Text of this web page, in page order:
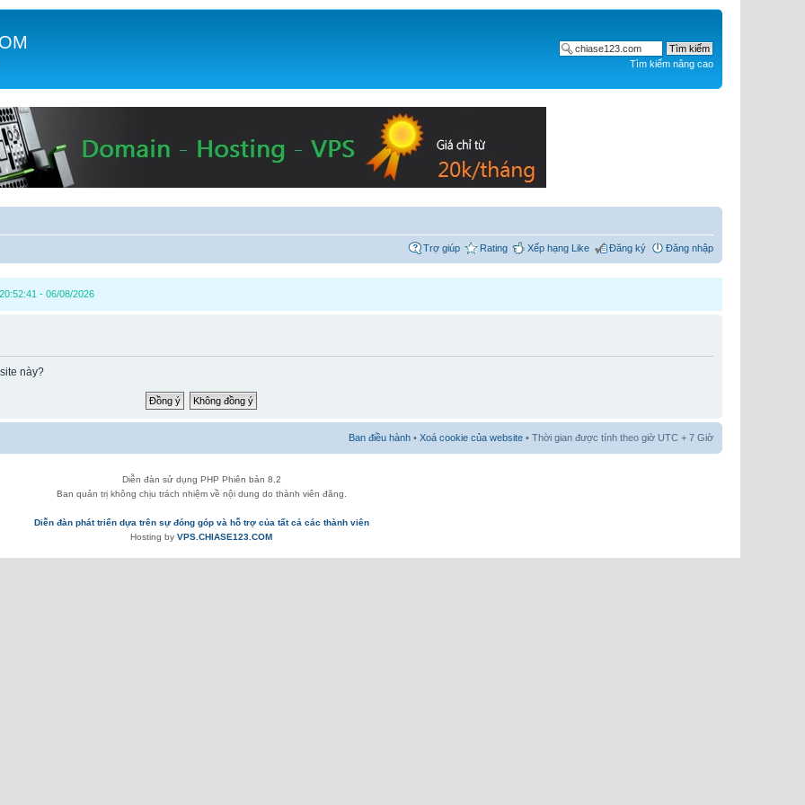
Tìm kiếm nâng cao
Trợ giúp Rating Xếp hạng Like Đăng ký Đăng nhập
- 06/08/2026
này?
Ban điều hành • Xoá cookie của website • Thời gian được tính theo giờ UTC + 7 Giờ
Diễn đàn sử dụng PHP Phiên bản 8.2
Ban quản trị không chịu trách nhiệm về nội dung do thành viên đăng.
Diễn đàn phát triển dựa trên sự đóng góp và hỗ trợ của tất cả các thành viên
Hosting by VPS.CHIASE123.COM